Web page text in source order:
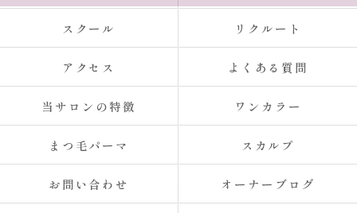
スクール リクルート
アクセス よくある質問
当サロンの特徴 ワンカラー
まつ毛パーマ スカルプ
お問い合わせ オーナーブログ